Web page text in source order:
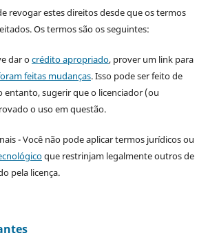
revogar estes direitos desde que os termos
Os termos são os seguintes:
dar ocrédito apropriado, prover um link para
feitas mudanças. Isso pode ser feito de
entanto, sugerir que o licenciador (ou
o uso em questão.
- Você não pode aplicar termos jurídicos ou
que restrinjam legalmente outros de
pela licença.